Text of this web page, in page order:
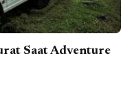
Saat Adventure